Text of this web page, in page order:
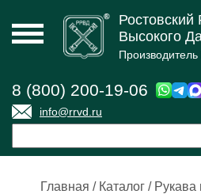
Ростовский
Высокого
8 (800) 200-19-06
info@rrvd.ru
Главная / Каталог / Рукава